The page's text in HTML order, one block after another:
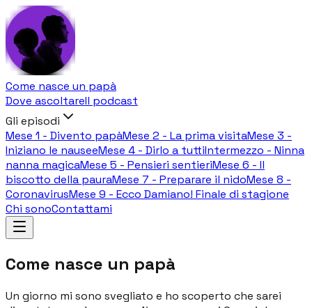
Come nasce un papà
Dove ascoltareIl podcast
Gli episodi
Mese 1 - Divento papàMese 2 - La prima visitaMese 3 -
Iniziano le nauseeMese 4 - Dirlo a tuttiIntermezzo - Ninna
nanna magicaMese 5 - Pensieri sentieriMese 6 - Il
biscotto della pauraMese 7 - Preparare il nidoMese 8 -
CoronavirusMese 9 - Ecco Damiano! Finale di stagione
Chi sonoContattami
Come nasce un papà
Un giorno mi sono svegliato e ho scoperto che sarei